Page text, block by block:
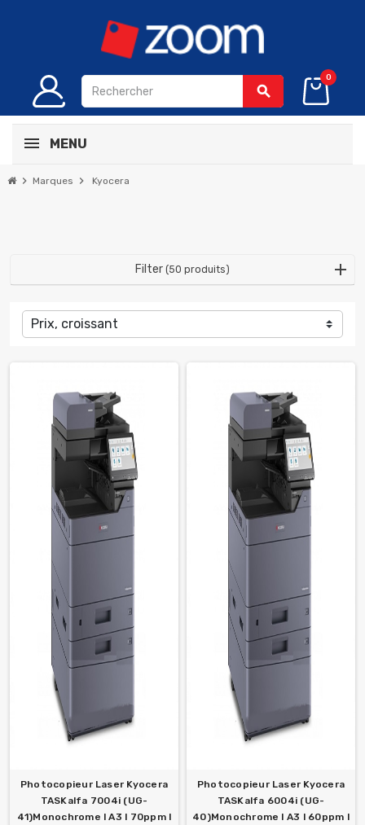
search
0
MENU
chevron_right Marques chevron_right Kyocera
Filter (50 produits)
Prix, croissant
Photocopieur Laser Kyocera
TASKalfa 7004i (UG-
41)Monochrome l A3 l 70ppm l
Photocopieur Laser Kyocera
TASKalfa 6004i (UG-
40)Monochrome l A3 l 60ppm l